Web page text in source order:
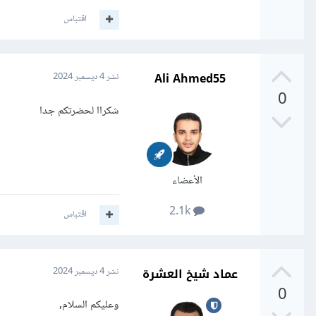
اقتباس
0
Ali Ahmed55
الأعضاء
نشر4 ديسمبر 2024
شكراا لحضرتكم جدا
اقتباس
0
عماد شيخ العشرة نشر4 ديسمبر 2024
وعليكم السلام,